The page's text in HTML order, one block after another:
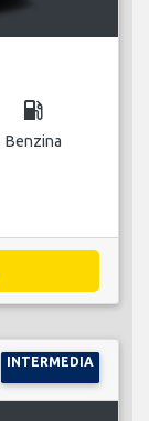
local_gas_station
Benzina
INTERMEDIA